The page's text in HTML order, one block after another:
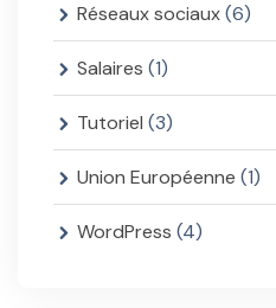
Réseaux sociaux(6)
Salaires (1)
Tutoriel (3)
Union Européenne (1)
WordPress (4)